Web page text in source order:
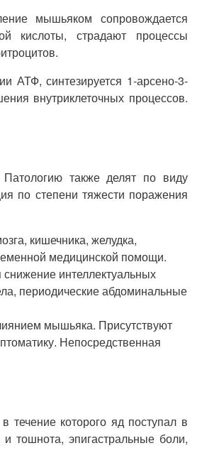
мышьяком сопровождается
кислоты, страдают процессы
АТФ, синтезируется 1-арсено-3-
внутриклеточных процессов.
также делят по виду
по степени тяжести поражения
кишечника, желудка,
медицинской помощи.
интеллектуальных
периодические абдоминальные
мышьяка. Присутствуют
Непосредственная
течение которого яд поступал в
тошнота, эпигастральные боли,